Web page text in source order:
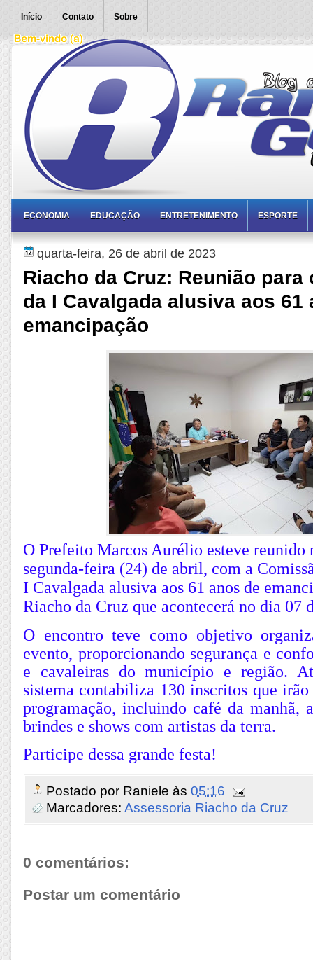
Início Contato Sobre
ECONOMIA EDUCAÇÃO ENTRETENIMENTO ESPORTE
quarta-feira, 26 de abril de 2023
Riacho da Cruz: Reunião para
da I Cavalgada alusiva aos 61
emancipação
O Prefeito Marcos Aurélio esteve reunido
segunda-feira (24) de abril, com a
I Cavalgada alusiva aos 61 anos de
Riacho da Cruz que acontecerá no dia 07
O encontro teve como objetivo
evento, proporcionando segurança e
e cavaleiras do município e região.
sistema contabiliza 130 inscritos que
programação, incluindo café da manhã,
brindes e shows com artistas da terra.
Participe dessa grande festa!
Postado por Raniele às 05:16
Marcadores: Assessoria Riacho da Cruz
0 comentários:
Postar um comentário